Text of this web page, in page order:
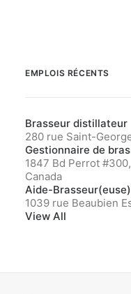
EMPLOIS RÉCENTS
Brasseur distillateur
280 rue Saint-
Gestionnaire de
1847 Bd Perrot
Canada
Aide-Brasseur(euse)
1039 rue Beaubien
View All